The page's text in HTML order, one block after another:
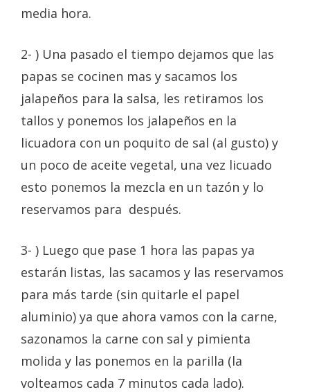
media hora.
2- ) Una pasado el tiempo dejamos que las
papas se cocinen mas y sacamos los
jalapeños para la salsa, les retiramos los
tallos y ponemos los jalapeños en la
licuadora con un poquito de sal (al gusto) y
un poco de aceite vegetal, una vez licuado
esto ponemos la mezcla en un tazón y lo
reservamos para después.
3- ) Luego que pase 1 hora las papas ya
estarán listas, las sacamos y las reservamos
para más tarde (sin quitarle el papel
aluminio) ya que ahora vamos con la carne,
sazonamos la carne con sal y pimienta
molida y las ponemos en la parilla (la
volteamos cada 7 minutos cada lado).